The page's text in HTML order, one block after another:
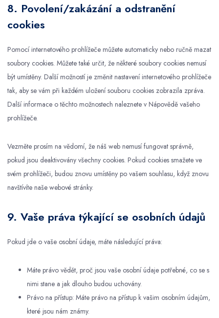
8. Povolení/zakázání a odstranění
cookies
Pomocí internetového prohlížeče můžete automaticky nebo ručně mazat
soubory cookies. Můžete také určit, že některé soubory cookies nemusí
být umístěny. Další možností je změnit nastavení internetového prohlížeče
tak, aby se vám při každém uložení souboru cookies zobrazila zpráva.
Další informace o těchto možnostech naleznete v Nápovědě vašeho
prohlížeče.
Vezměte prosím na vědomí, že náš web nemusí fungovat správně,
pokud jsou deaktivovány všechny cookies. Pokud cookies smažete ve
svém prohlížeči, budou znovu umístěny po vašem souhlasu, když znovu
navštívíte naše webové stránky.
9. Vaše práva týkající se osobních údajů
Pokud jde o vaše osobní údaje, máte následující práva:
Máte právo vědět, proč jsou vaše osobní údaje potřebné, co se s
nimi stane a jak dlouho budou uchovány.
Právo na přístup: Máte právo na přístup k vašim osobním údajům,
které jsou nám známy.